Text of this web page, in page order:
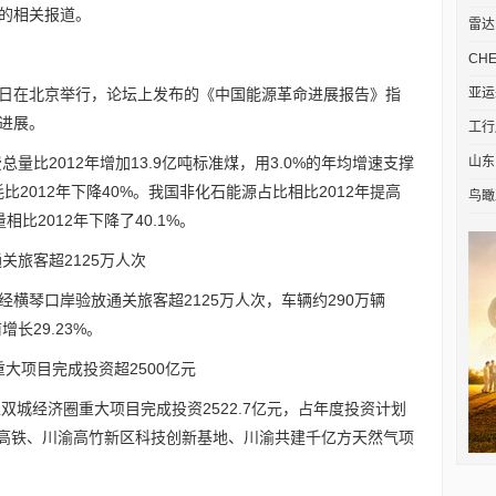
相关报道。
在北京举行，论坛上发布的《中国能源革命进展报告》指
展。
量比2012年增加13.9亿吨标准煤，用3.0%的年均增速支撑
2012年下降40%。我国非化石能源占比相比2012年提高
比2012年下降了40.1%。
旅客超2125万人次
横琴口岸验放通关旅客超2125万人次，车辆约290万辆
长29.23%。
项目完成投资超2500亿元
城经济圈重大项目完成投资2522.7亿元，占年度投资计划
铁、川渝高竹新区科技创新基地、川渝共建千亿方天然气项
雷
亚
工
山
鸟